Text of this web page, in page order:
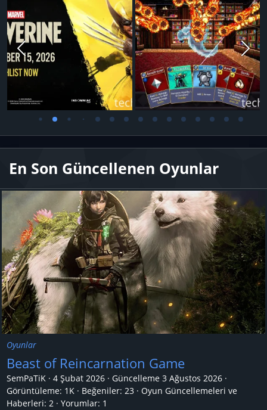
En Son Güncellenen Oyunlar
Oyunlar
Beast of Reincarnation Game
SemPaTiK 4 Şubat 2026 Güncelleme 3 Ağustos 2026
Görüntüleme: 1K
Beğeniler: 23
Oyun Güncellemeleri ve
Haberleri: 2 Yorumlar: 1